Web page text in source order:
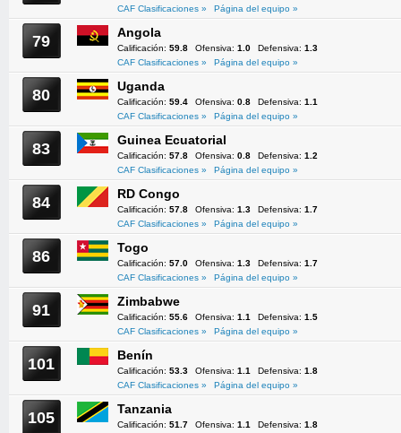
CAF Clasificaciones »
Página del equipo »
79 Angola
Calificación: 59.8 Ofensiva: 1.0 Defensiva: 1.3
CAF Clasificaciones »
Página del equipo »
80 Uganda
Calificación: 59.4 Ofensiva: 0.8 Defensiva: 1.1
CAF Clasificaciones »
Página del equipo »
83 Guinea Ecuatorial
Calificación: 57.8 Ofensiva: 0.8 Defensiva: 1.2
CAF Clasificaciones »
Página del equipo »
84 RD Congo
Calificación: 57.8 Ofensiva: 1.3 Defensiva: 1.7
CAF Clasificaciones »
Página del equipo »
86 Togo
Calificación: 57.0 Ofensiva: 1.3 Defensiva: 1.7
CAF Clasificaciones »
Página del equipo »
91 Zimbabwe
Calificación: 55.6 Ofensiva: 1.1 Defensiva: 1.5
CAF Clasificaciones »
Página del equipo »
101 Benín
Calificación: 53.3 Ofensiva: 1.1 Defensiva: 1.8
CAF Clasificaciones »
Página del equipo »
105 Tanzania
Calificación: 51.7 Ofensiva: 1.1 Defensiva: 1.8